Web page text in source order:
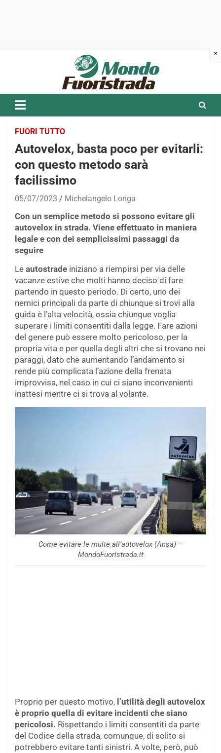
FUORI TUTTO
Autovelox, basta poco per evitarli:
con questo metodo sarà
facilissimo
05/07/2023 Michelangelo Loriga
Con un semplice metodo si possono evitare gli
autovelox in strada. Viene effettuato in maniera
legale e con dei semplicissimi passaggi da
seguire
Le autostrade iniziano a riempirsi per via delle
vacanze estive che molti hanno deciso di fare
partendo in questo periodo. Di certo, uno dei
nemici principali da parte di chiunque si trovi alla
guida è l’alta velocità, ossia chiunque voglia
superare i limiti consentiti dalla legge. Fare azioni
del genere può essere molto pericoloso, per la
propria vita e per quella degli altri che si trovano nei
paraggi, dato che aumentando l’andamento si
rende più complicata l’azione della frenata
improvvisa, nel caso in cui ci siano inconvenienti
inattesi mentre ci si trova al volante.
Come evitare le multe all’autovelox (Ansa) –
MondoFuoristrada.it
Proprio per questo motivo, l’utilità degli autovelox
è proprio quella di evitare incidenti che siano
pericolosi. Rispettando i limiti consentiti da parte
del Codice della strada, comunque, di solito si
potrebbero evitare tanti sinistri. A volte, però, può